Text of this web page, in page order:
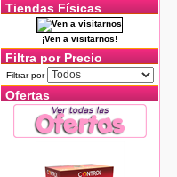
Tiendas Físicas
¡Ven a visitarnos!
Filtra por Precio
Filtrar por
Ofertas